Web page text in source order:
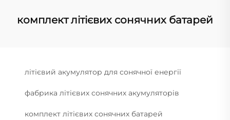
комплект літієвих сонячних батарей
літієвий акумулятор для сонячної енергії
фабрика літієвих сонячних акумуляторів
комплект літієвих сонячних батарей